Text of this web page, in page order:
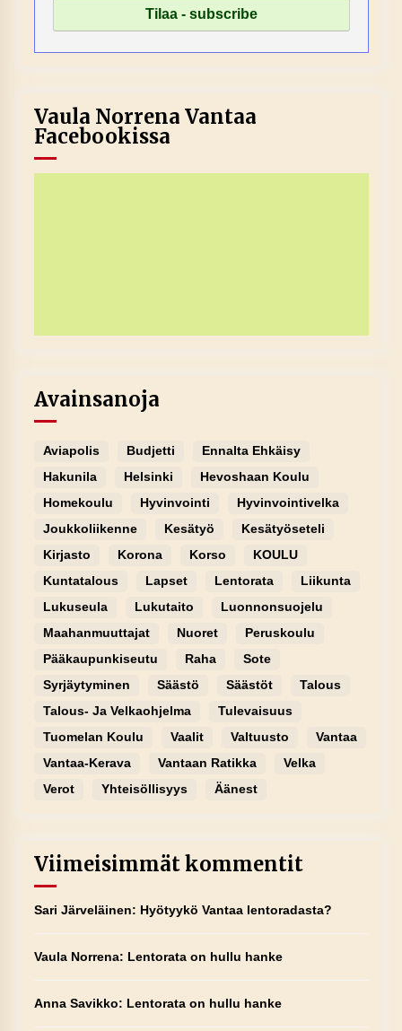
Vaula Norrena Vantaa
Facebookissa
Avainsanoja
Aviapolis Budjetti
Ennalta Ehkäisy
Hakunila
Helsinki
Hevoshaan Koulu
Homekoulu
Hyvinvointi
Hyvinvointivelka
Joukkoliikenne
Kesätyö
Kesätyöseteli
Kirjasto
Korona Korso
KOULU
Kuntatalous
Lapset Lentorata
Liikunta
Lukuseula
Lukutaito
Luonnonsuojelu
Maahanmuuttajat
Nuoret
Peruskoulu
Pääkaupunkiseutu
Raha
Sote
Syrjäytyminen
Säästö Säästöt
Talous
Talous- Ja Velkaohjelma
Tulevaisuus
Tuomelan Koulu
Vaalit Valtuusto
Vantaa
Vantaa-Kerava
Vantaan Ratikka
Velka
Verot
Yhteisöllisyys Äänest
Viimeisimmät kommentit
Sari Järveläinen: Hyötyykö Vantaa lentoradasta?
Vaula Norrena: Lentorata on hullu hanke
Anna Savikko: Lentorata on hullu hanke